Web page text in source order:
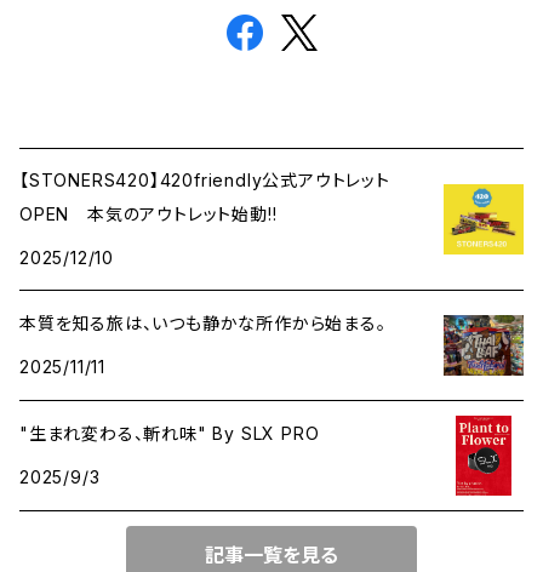
【STONERS420】420friendly公式アウトレット
OPEN 本気のアウトレット始動!!
2025/12/10
本質を知る旅は、いつも静かな所作から始まる。
2025/11/11
"生まれ変わる、斬れ味" By SLX PRO
2025/9/3
記事一覧を見る